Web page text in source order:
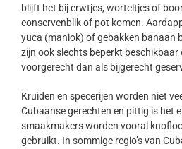
blijft het bij erwtjes, worteltjes of
conservenblik of pot komen.
yuca (maniok) of gebakken banaan
zijn ook slechts beperkt beschikbaar
voorgerecht dan als bijgerecht
Kruiden en specerijen worden niet
Cubaanse gerechten en pittig is het
smaakmakers worden vooral
gebruikt. In sommige regio’s van